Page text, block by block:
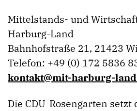
Mittelstands- und
Harburg-Land
Bahnhofstraße 21, 21423
Telefon: +49 (0) 172 5836
kontakt@mit-harburg-
Die CDU-Rosengarten setzt